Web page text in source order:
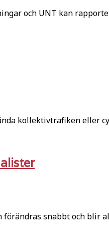
och UNT kan
kollektivtrafiken eller
snabbt och blir